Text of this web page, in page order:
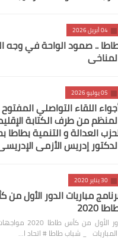
04 أبريل 2026
.. صمود الواحة في وجه
05 يوليو 2026
اللقاء التواصلي المفتوح
من طرف الكتابة
العدالة و التنمية بطاطا
إدريس الأزمي
30 يناير 2020
مباريات الدور الأول
2020
برنامج مباريات الدور
_ شباب طاطا # اتحاد ا…